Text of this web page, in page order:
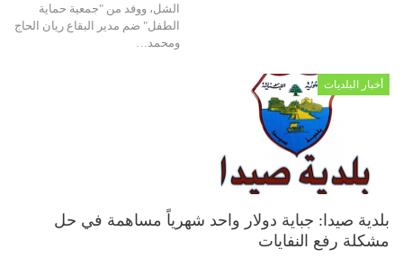
الشل، ووفد من "جمعية حماية
الطفل" ضم مدير البقاع ريان الحاج
ومحمد…
أخبار البلديات
بلدية صيدا: جباية دولار واحد شهرياً مساهمة في حل
مشكلة رفع النفايات